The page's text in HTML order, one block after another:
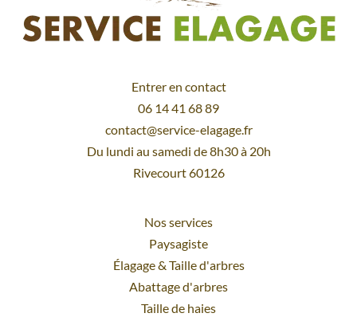
Entrer en contact
06 14 41 68 89
contact@service-elagage.fr
Du lundi au samedi de 8h30 à 20h
Rivecourt 60126
Nos services
Paysagiste
Élagage& Taille d'arbres
Abattage d'arbres
Taille de haies